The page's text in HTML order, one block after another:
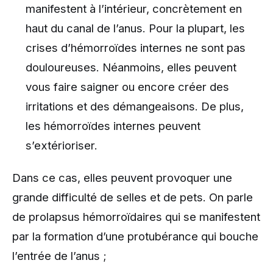
manifestent à l’intérieur, concrètement en
haut du canal de l’anus. Pour la plupart, les
crises d’hémorroïdes internes ne sont pas
douloureuses. Néanmoins, elles peuvent
vous faire saigner ou encore créer des
irritations et des démangeaisons. De plus,
les hémorroïdes internes peuvent
s’extérioriser.
Dans ce cas, elles peuvent provoquer une
grande difficulté de selles et de pets. On parle
de prolapsus hémorroïdaires qui se manifestent
par la formation d’une protubérance qui bouche
l’entrée de l’anus ;